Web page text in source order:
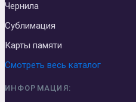
Чернила
Сублимация
Карты памяти
Смотреть весь каталог
ИНФОРМАЦИЯ: